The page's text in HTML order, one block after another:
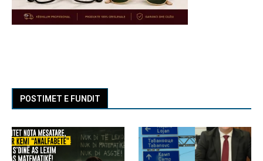
POSTIMET E FUNDIT